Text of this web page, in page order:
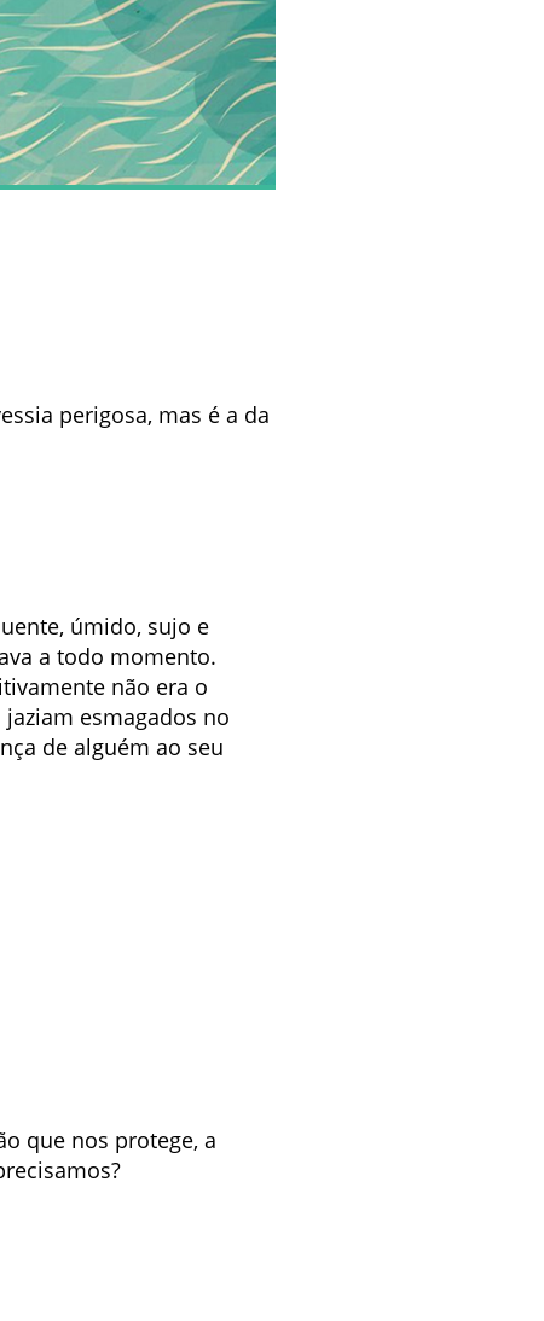
perigosa, mas é a da
úmido, sujo e
a todo momento.
não era o
esmagados no
de alguém ao seu
que nos protege, a